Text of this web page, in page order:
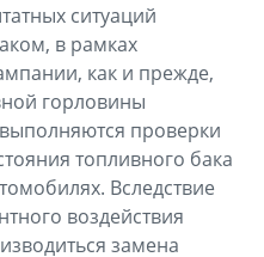
ситуаций
в рамках
как и прежде,
горловины
проверки
топливного бака
Вследствие
воздействия
замена